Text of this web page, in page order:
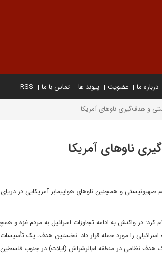
درباره ما عضویت پیوند ها تماس با ما RSS
و هدف‌گیری ناوهای آمریکا
ناوهای آمریکا
و همچنین ناوهای هواپیمابر آمریکایی در
در واکنش به ادامه تجاوزات اسرائیل به مردم غزه و
حمله مرگبار به صنعا، یگان پهپادی نیروی هوایی یمن ۲ هدف اسرائیلی را مورد حمله قرار داد.